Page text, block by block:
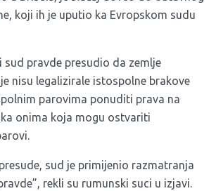
koji ih je uputio ka Evropskom sudu
sud pravde presudio da zemlje
nisu legalizirale istospolne brakove
parovima ponuditi prava na
onima koja mogu ostvariti
sud je primijenio razmatranja
rekli su rumunski suci u izjavi.